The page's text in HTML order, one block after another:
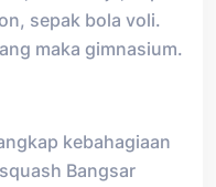
sepak bola voli.
maka gimnasium.
kebahagiaan
Bangsar